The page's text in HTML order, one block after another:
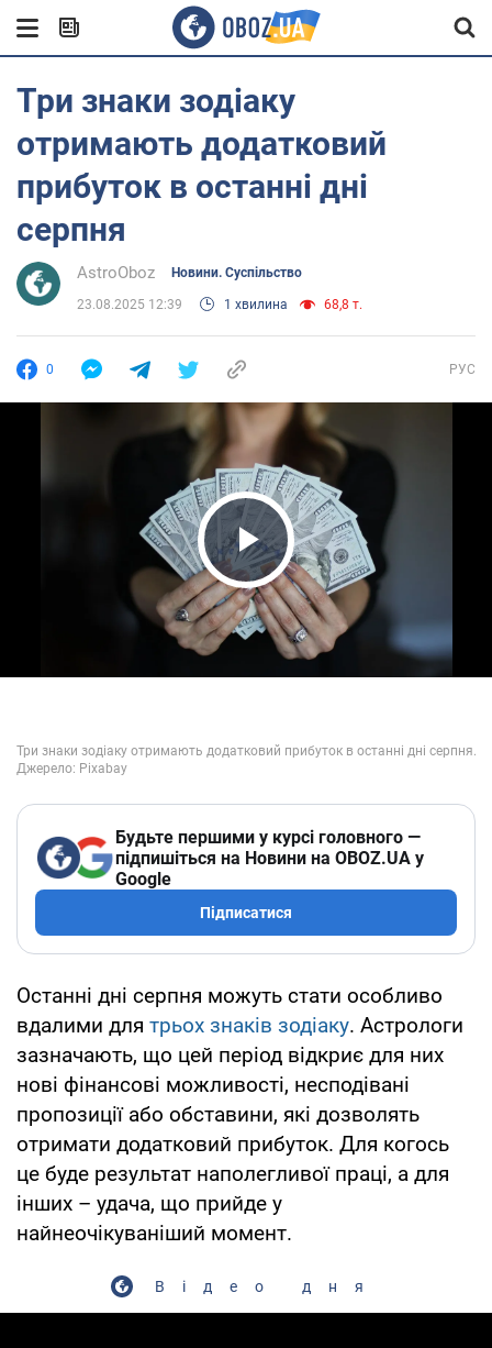
Три знаки зодіаку
отримають додатковий
прибуток в останні дні
серпня
AstroOboz Новини. Суспільство
23.08.2025 12:39 1 хвилина 68,8 т.
0 РУС
Play Video
Будьте першими у курсі головного —
підпишіться на Новини на OBOZ.UA у
Google
Підписатися
Останні дні серпня можуть стати особливо
вдалими для трьох знаків зодіаку. Астрологи
зазначають, що цей період відкриє для них
нові фінансові можливості, несподівані
пропозиції або обставини, які дозволять
отримати додатковий прибуток. Для когось
це буде результат наполегливої праці, а для
інших – удача, що прийде у
найнеочікуваніший момент.
Відео дня